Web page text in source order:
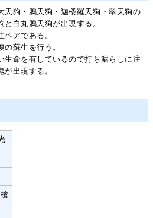
天狗・鴉天狗・迦楼羅天狗・翠天狗の
白丸鴉天狗が出現する。
アである。
蘇生を行う。
生命を有しているので打ち漏らしに注
出現する。